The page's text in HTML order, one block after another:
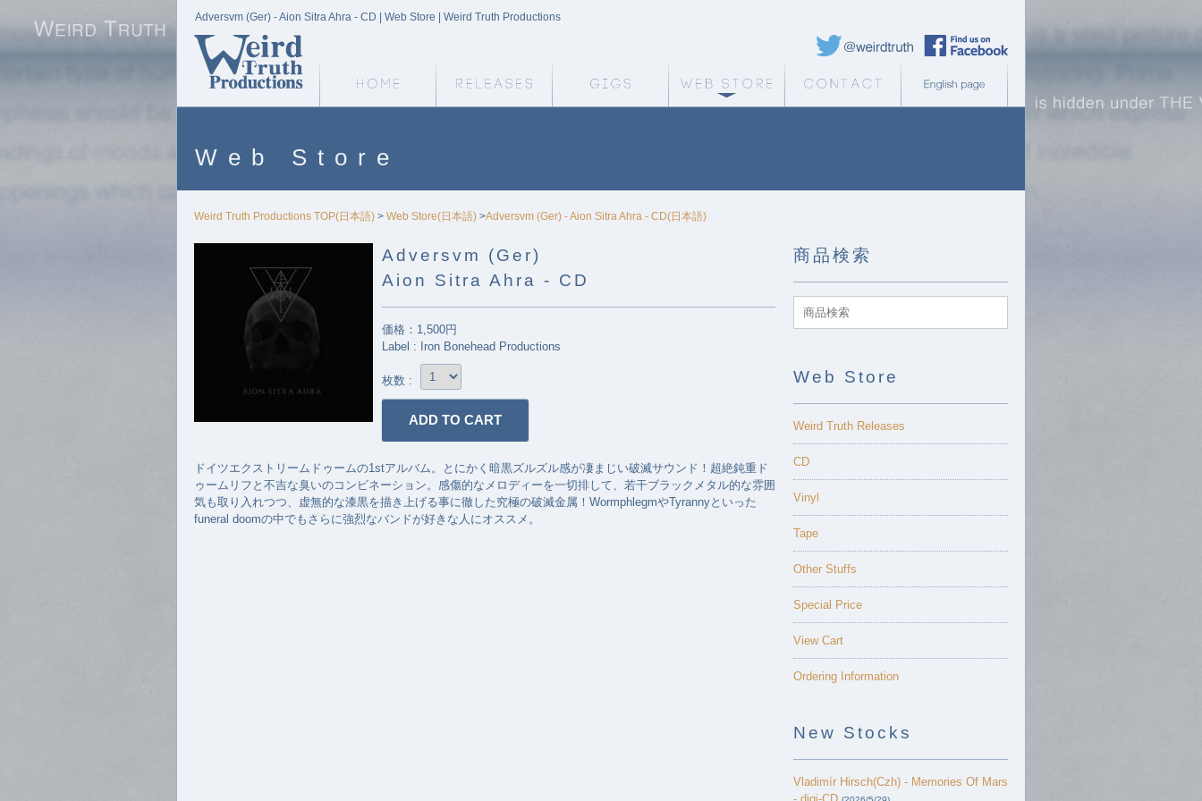
Adversvm (Ger) - Aion Sitra Ahra - CD | Web Store | Weird Truth Productions
Weird Truth Twitter
Web Store
Weird Truth Productions TOP(日本語) > Web Store(日本語) >Adversvm (Ger) - Aion Sitra Ahra - CD(日本語)
Adversvm (Ger)
Aion Sitra Ahra - CD
価格：1,500円
Label : Iron Bonehead Productions
枚数 :
ドイツエクストリームドゥームの1stアルバム。とにかく暗黒ズルズル感が凄まじい破滅サウンド！超絶鈍重ド
ゥームリフと不吉な臭いのコンビネーション。感傷的なメロディーを一切排して、若干ブラックメタル的な雰囲
気も取り入れつつ、虚無的な漆黒を描き上げる事に徹した究極の破滅金属！WormphlegmやTyrannyといった
funeral doomの中でもさらに強烈なバンドが好きな人にオススメ。
商品検索
Web Store
Weird Truth Releases
CD
Vinyl
Tape
Other Stuffs
Special Price
View Cart
Ordering Information
New Stocks
Vladimír Hirsch(Czh) - Memories Of Mars